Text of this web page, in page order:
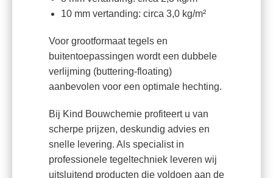
10 mm vertanding: circa 3,0 kg/m²
Voor grootformaat tegels en
buitentoepassingen wordt een dubbele
verlijming (buttering-floating)
aanbevolen voor een optimale hechting.
Bij Kind Bouwchemie profiteert u van
scherpe prijzen, deskundig advies en
snelle levering. Als specialist in
professionele tegeltechniek leveren wij
uitsluitend producten die voldoen aan de